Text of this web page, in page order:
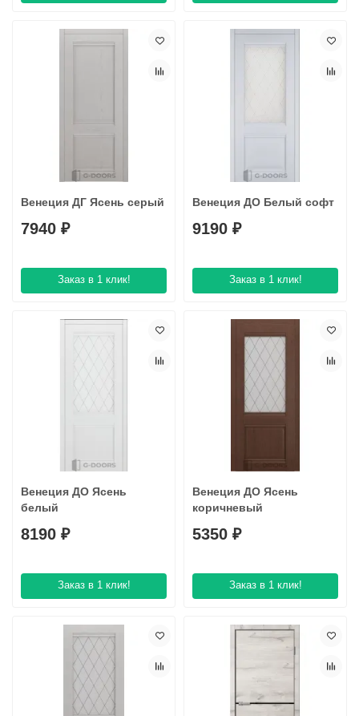
Система сама посчитает стоимость комплекта с учётом всех
Возникли трудности?
Позвоните нам — мы поможем собрать
Венеция ДГ Ясень серый
7940 ₽
Заказ в 1 клик!
Венеция ДО Белый софт
9190 ₽
Заказ в 1 клик!
Венеция ДО Ясень
белый
8190 ₽
Заказ в 1 клик!
Венеция ДО Ясень
коричневый
5350 ₽
Заказ в 1 клик!